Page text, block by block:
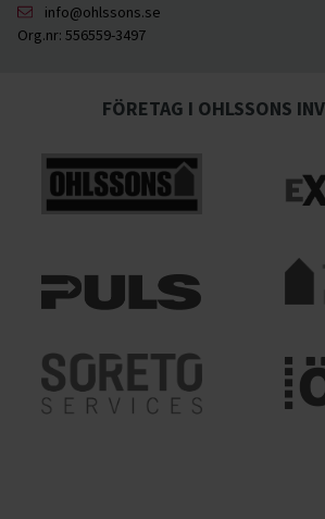
info@ohlssons.se
Org.nr: 556559-3497
FÖRETAG I OHLSSONS